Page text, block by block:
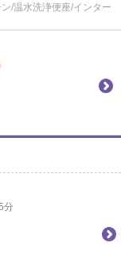
/温水洗浄便座/インター
分